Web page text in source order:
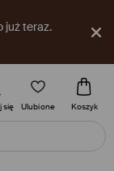
już teraz.
się Ulubione Koszyk